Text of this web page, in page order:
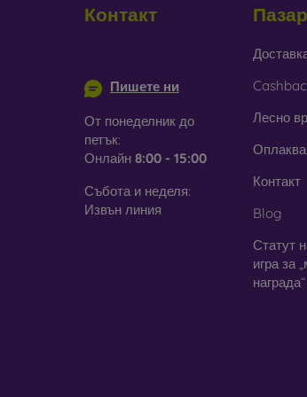
– използва се само
падане стъкленият кейс може
Рециклирани материали–
В нашия онлайн магазинFOON
материали. Просто изберете този,
Контакт
Пишете ни
От понеделник до
петък:
Онлайн 8:00 - 15:00
Събота и неделя:
Извън линия
Лесно
Контакт
Blog
Статут
игра за
награда“